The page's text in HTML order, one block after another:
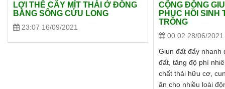
LỢI THẾ CÂY MÍT THÁI Ở ĐỒNG
BẰNG SÔNG CỬU LONG
23:07 16/09/2021
CỘNG ĐỒNG
PHỤC HỒI SINH
TRỒNG
00:02 28/06/2021
Giun đất đẩy nhanh
đất, tăng độ phì
chất thải hữu cơ,
ăn cho nhiều loài